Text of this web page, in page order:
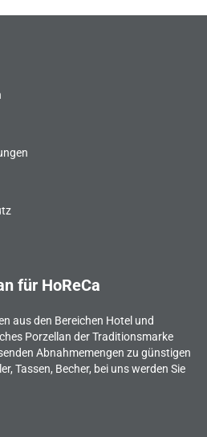
für HoReCa
aus den Bereichen Hotel und
Porzellan der Traditionsmarke
Abnahmemengen zu günstigen
Tassen, Becher, bei uns werden Sie